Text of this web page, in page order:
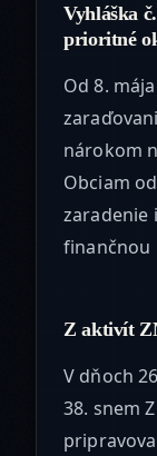
Vyhláška
prioritné
Od 8.
nárokom
Obciam
zaradenie
finančnou
Z aktivít
V dňoch
38. snem